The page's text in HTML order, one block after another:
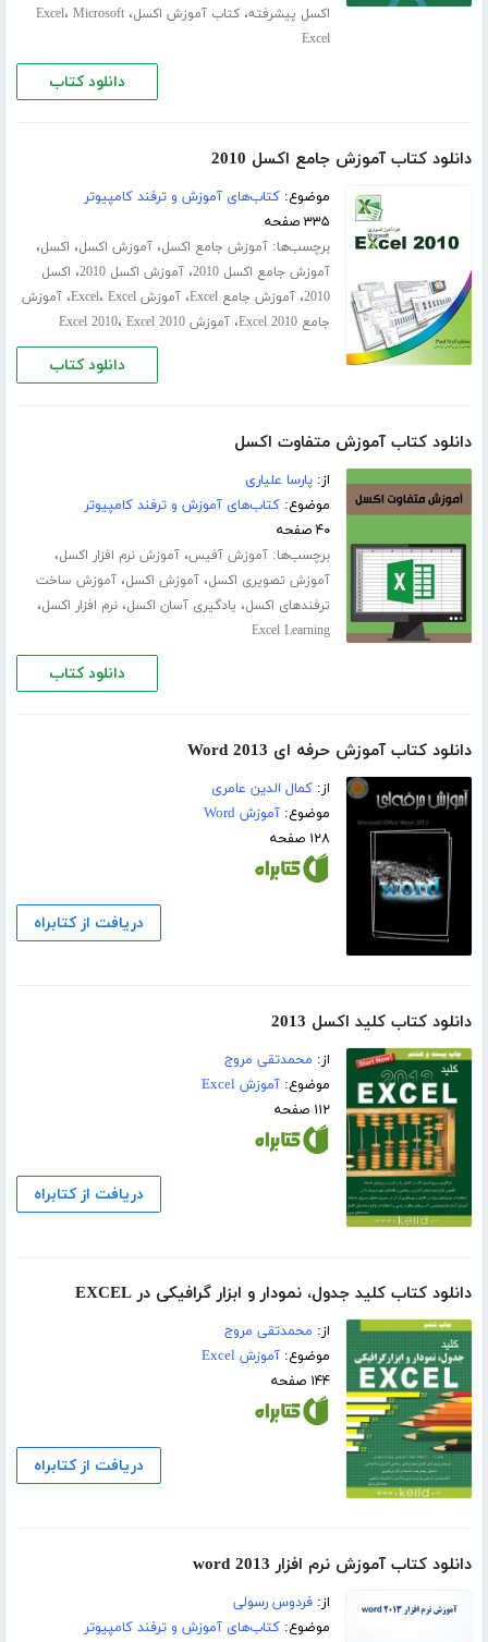
اکسل پیشرفته،کتاب آموزش اکسل، Excel، Microsoft
Excel
دانلود کتاب
دانلود کتاب آموزش جامع اکسل 2010
موضوع:کتاب‌های آموزش و ترفند کامپیوتر
۳۳۵ صفحه
برچسب‌ها:آموزش جامع اکسل،آموزش اکسل، اکسل،
آموزش جامع اکسل 2010 ،آموزش اکسل 2010 ، اکسل
2010،آموزش جامع Excel ،آموزش Excel ، Excel ،آموزش
جامع Excel 2010
،آموزش Excel 2010 ، Excel 2010
دانلود کتاب
دانلود کتاب آموزش متفاوت اکسل
از:پارسا علیاری
موضوع:کتاب‌های آموزش و ترفند کامپیوتر
۴۰ صفحه
برچسب‌ها:آموزش آفیس،آموزش نرم افزار اکسل،
آموزش تصویری اکسل،آموزش اکسل،آموزش ساخت
ترفندهای اکسل، یادگیری آسان اکسل،نرم افزار اکسل،
Excel Learning
دانلود کتاب
دانلود کتاب آموزش حرفه ای Word 2013
از:کمال الدین عامری
موضوع:آموزش Word
۱۲۸ صفحه
دریافت از کتابراه
دانلود کتاب کلید اکسل 2013
از: محمدتقی مروج
موضوع:آموزش Excel
۱۱۲ صفحه
دریافت از کتابراه
دانلود کتاب کلید جدول، نمودار و ابزار گرافیکی در EXCEL
از: محمدتقی مروج
موضوع:آموزش Excel
۱۴۴ صفحه
دریافت از کتابراه
دانلود کتاب آموزش نرم افزار word 2013
از:فردوس رسولی
موضوع:کتاب‌های آموزش و ترفند کامپیوتر